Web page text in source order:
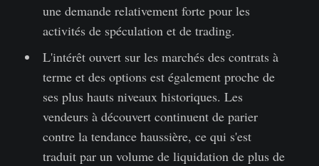
une demande relativement forte pour les
activités de spéculation et de trading.
L'intérêt ouvert sur les marchés des contrats à
terme et des options est également proche de
ses plus hauts niveaux historiques. Les
vendeurs à découvert continuent de parier
contre la tendance haussière, ce qui s'est
traduit par un volume de liquidation de plus de